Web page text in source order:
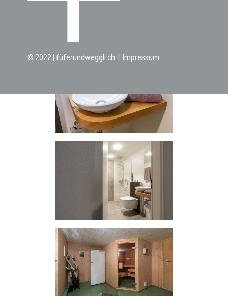
© 2022 | füferundweggli.ch | ​Impressum